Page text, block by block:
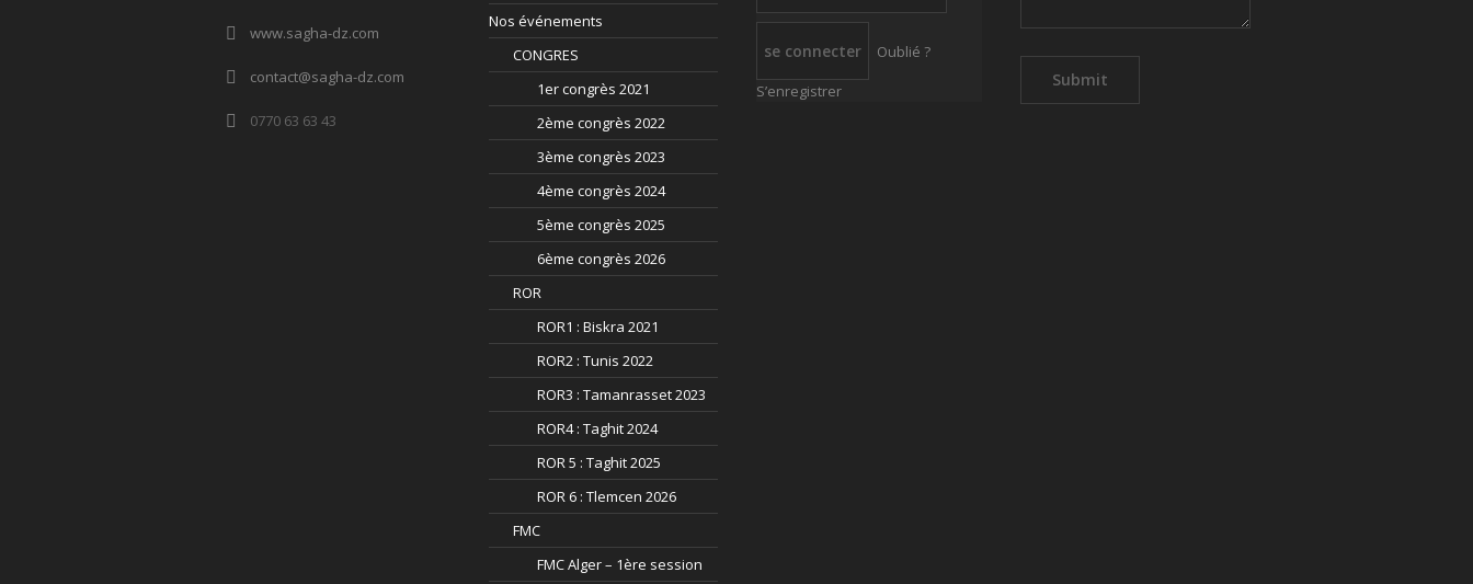
www.sagha-dz.com
contact@sagha-dz.com
0770 63 63 43
Nos événements
CONGRES
1er congrès 2021
2ème congrès 2022
3ème congrès 2023
4ème congrès 2024
5ème congrès 2025
6ème congrès 2026
ROR
ROR1 : Biskra 2021
ROR2 : Tunis 2022
ROR3 : Tamanrasset 2023
ROR4 : Taghit 2024
ROR 5 : Taghit 2025
ROR 6 : Tlemcen 2026
FMC
FMC Alger – 1ère session
Oublié ?
S’enregistrer